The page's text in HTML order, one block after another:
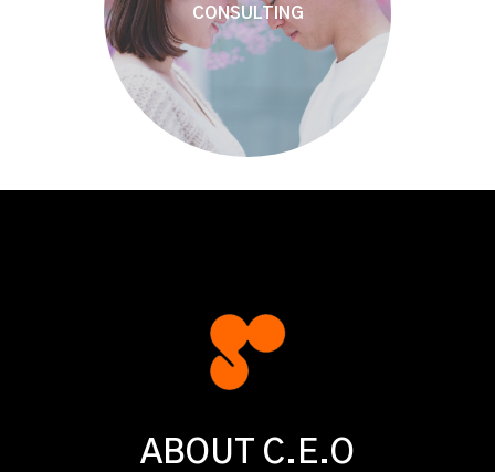
CONSULTING
ABOUT C.E.O